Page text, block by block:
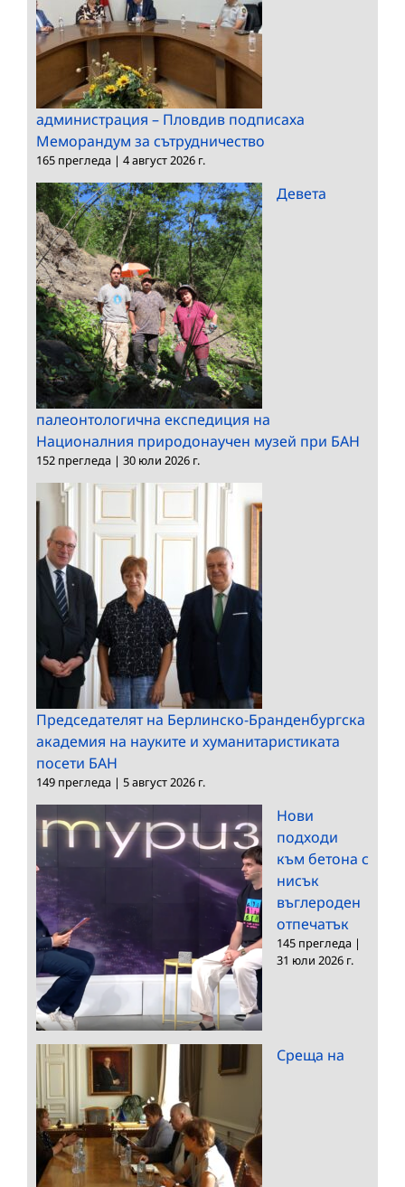
администрация – Пловдив подписаха
Меморандум за сътрудничество
165 прегледа | 4 август 2026 г.
Девета
палеонтологична експедиция на
Националния природонаучен музей при БАН
152 прегледа | 30 юли 2026 г.
Председателят на Берлинско-Бранденбургска
академия на науките и хуманитаристиката
посети БАН
149 прегледа | 5 август 2026 г.
Нови
подходи
към бетона с
нисък
въглероден
отпечатък
145 прегледа |
31 юли 2026 г.
Среща на